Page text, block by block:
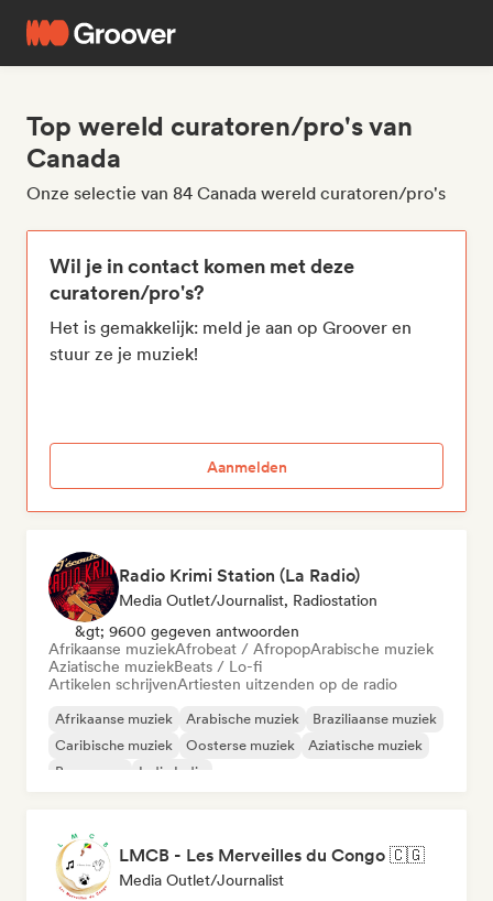
Top wereld curatoren/pro's van
Canada
Onze selectie van 84 Canada wereld curatoren/pro's
Wil je in contact komen met deze
curatoren/pro's?
Het is gemakkelijk: meld je aan op Groover en
stuur ze je muziek!
Aanmelden
Radio Krimi Station (La Radio)
Media Outlet/Journalist, Radiostation
&gt; 9600 gegeven antwoorden
Afrikaanse muziekAfrobeat / AfropopArabische muziek
Aziatische muziekBeats / Lo-fi
Artikelen schrijvenArtiesten uitzenden op de radio
Afrikaanse muziek Arabische muziek
Braziliaanse muziek
Caribische muziek
Oosterse muziek
Aziatische muziek
Bossanova
Indie India
LMCB - Les Merveilles du Congo 🇨🇬
Media Outlet/Journalist